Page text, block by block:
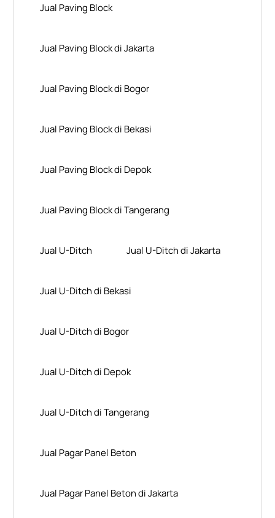
Jual Paving Block
Jual Paving Block di Jakarta
Jual Paving Block di Bogor
Jual Paving Block di Bekasi
Jual Paving Block di Depok
Jual Paving Block di Tangerang
Jual U-Ditch Jual U-Ditch di Jakarta
Jual U-Ditch di Bekasi
Jual U-Ditch di Bogor
Jual U-Ditch di Depok
Jual U-Ditch di Tangerang
Jual Pagar Panel Beton
Jual Pagar Panel Beton di Jakarta